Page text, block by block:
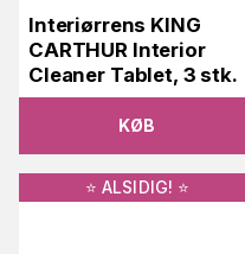
Interiørrens KING
CARTHUR Interior
Cleaner Tablet, 3 stk.
KØB
⭐️ ALSIDIG! ⭐️